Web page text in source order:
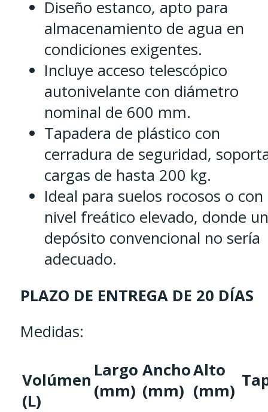
Diseño estanco, apto para
almacenamiento de agua en
condiciones exigentes.
Incluye acceso telescópico
autonivelante con diámetro
nominal de 600 mm.
Tapadera de plástico con
cerradura de seguridad,
cargas de hasta 200 kg.
Ideal para suelos rocosos o con
nivel freático elevado, donde un
depósito convencional no sería
adecuado.
PLAZO DE ENTREGA DE 20 DÍAS
Medidas:
Volúmen
(L)
Largo
(mm)
Ancho
(mm)
Alto
(mm)